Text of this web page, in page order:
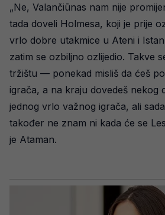
„Ne, Valančiūnas nam nije
tada doveli Holmesa, koji je prije
vrlo dobre utakmice u Ateni i
zatim se ozbiljno ozlijedio. Takve
tržištu — ponekad misliš da ćeš
igrača, a na kraju dovedeš nekog
jednog vrlo važnog igrača, ali
također ne znam ni kada će se
je Ataman.